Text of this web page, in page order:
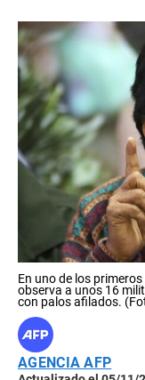
En uno de los
observa a unos 16
con palos afilados.
AGENCIA AFP